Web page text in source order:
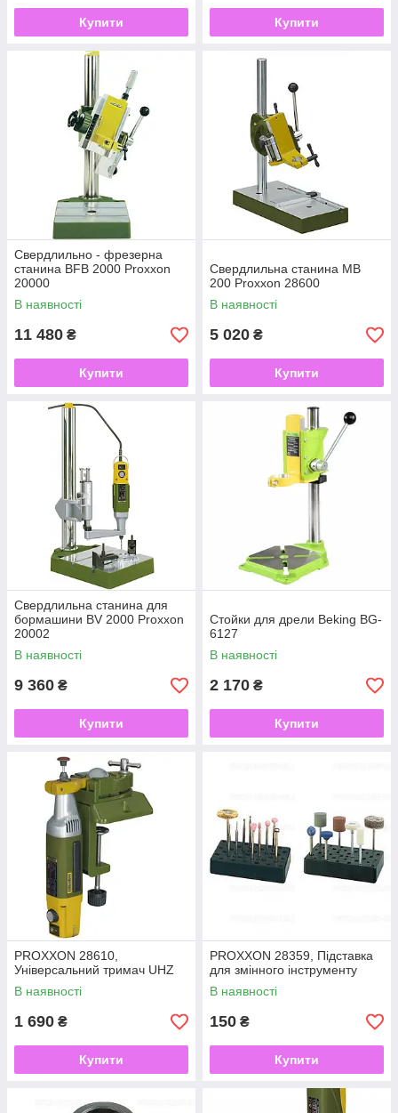
Купити Купити
Свердлильно - фрезерна
станина BFB 2000 Proxxon
20000
В наявності
11 480 ₴
Купити
Свердлильна станина МВ
200 Proxxon 28600
В наявності
5 020 ₴
Купити
Свердлильна станина для
бормашини BV 2000 Proxxon
20002
В наявності
9 360 ₴
Купити
Стойки для дрели Beking BG-
6127
В наявності
2 170 ₴
Купити
PROXXON 28610,
Універсальний тримач UHZ
В наявності
1 690 ₴
Купити
PROXXON 28359, Підставка
для змінного інструменту
В наявності
150 ₴
Купити